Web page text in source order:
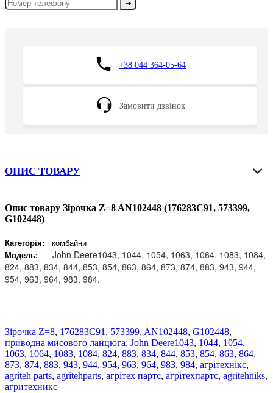
➔
+38 044 364-05-64
Замовити дзвінок
ОПИС ТОВАРУ
Опис товару Зірочка Z=8 AN102448 (176283C91, 573399,
G102448)
Категорія:
комбайни
Модель: John Deere1043, 1044, 1054, 1063, 1064, 1083, 1084,
824, 883, 834, 844, 853, 854, 863, 864, 873, 874, 883, 943, 944,
954, 963, 964, 983, 984.
Зірочка Z=8, 176283C91, 573399, AN102448, G102448,
приводна мисового ланцюга, John Deere1043, 1044, 1054,
1063, 1064, 1083, 1084, 824, 883, 834, 844, 853, 854, 863, 864,
873, 874, 883, 943, 944, 954, 963, 964, 983, 984, агрітехнікс,
agriteh parts, agritehparts, агрітех партс, агрітехпартс, agritehniks,
агритехникс